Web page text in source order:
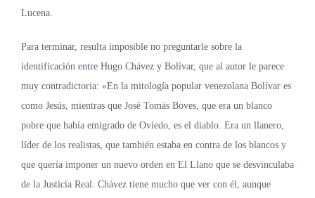
Lucena.
Para terminar, resulta imposible no preguntarle sobre la
identificación entre Hugo Chávez y Bolívar, que al autor le parece
muy contradictoria: «En la mitología popular venezolana Bolívar es
como Jesús, mientras que José Tomás Boves, que era un blanco
pobre que había emigrado de Oviedo, es el diablo. Era un llanero,
líder de los realistas, que también estaba en contra de los blancos y
que quería imponer un nuevo orden en El Llano que se desvinculaba
de la Justicia Real. Chávez tiene mucho que ver con él, aunque